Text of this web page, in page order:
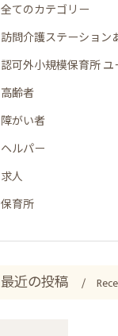
全てのカテゴリー
訪問介護ステーション
認可外小規模保育所 ユ
高齢者
障がい者
ヘルパー
求人
保育所
最近の投稿